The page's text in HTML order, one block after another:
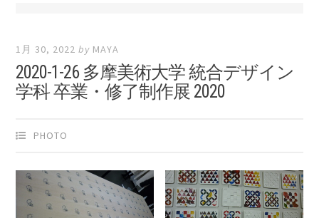
1月 30, 2022 by MAYA
2020-1-26 多摩美術大学 統合デザイン
学科 卒業・修了制作展 2020
PHOTO